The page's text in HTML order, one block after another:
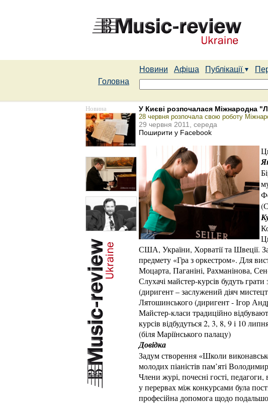
Новини Афіша Публікації
Головна
Новина У Києві розпочалася Міжнародна
28 червня розпочала свою роботу
29 червня 2011, середа
Поширити у Facebook
США, України, Хорватії та Швеції.
предмету «Гра з оркестром». Для
Моцарта, Паганіні, Рахманінова,
Слухачі майстер-курсів будуть
(диригент – заслужений діяч
Лятошинського (диригент - Ігор
Майстер-класи традиційно
курсів відбудуться 2, 3, 8, 9 і 10
(біля Маріїнського палацу)
Довідка
Задум створення «Школи
молодих піаністів пам’яті
Члени журі, почесні гості,
у перервах між конкурсами була
професійна допомога щодо